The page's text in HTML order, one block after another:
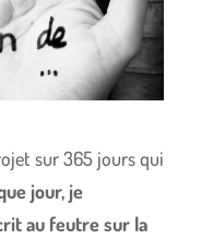
sur 365 jours qui
jour, je
au feutre sur la